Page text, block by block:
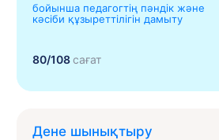
бойынша педагогтің пәндік және
кәсіби құзыреттілігін дамыту
80/108сағат
Дене шынықтыру